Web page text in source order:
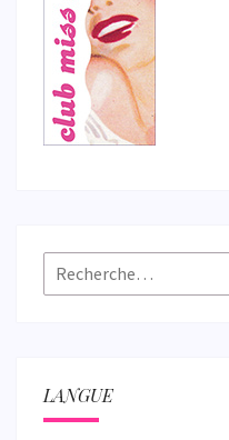
Rechercher :
LANGUE